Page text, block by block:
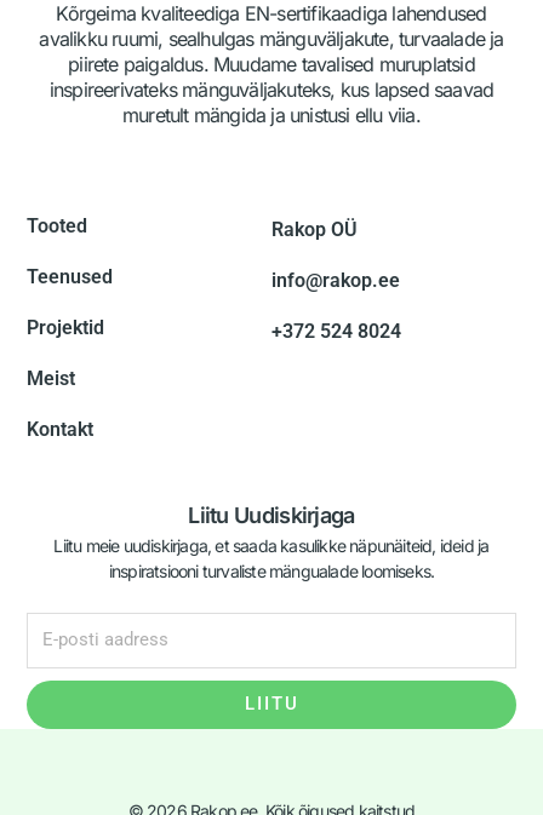
Kõrgeima kvaliteediga EN-sertifikaadiga lahendused
avalikku ruumi, sealhulgas mänguväljakute, turvaalade ja
piirete paigaldus. Muudame tavalised muruplatsid
inspireerivateks mänguväljakuteks, kus lapsed saavad
muretult mängida ja unistusi ellu viia.
Tooted
Teenused
Projektid
Meist
Kontakt
Rakop OÜ
info@rakop.ee
+372 524 8024
Liitu Uudiskirjaga
Liitu meie uudiskirjaga, et saada kasulikke näpunäiteid, ideid ja
inspiratsiooni turvaliste mängualade loomiseks.
LIITU